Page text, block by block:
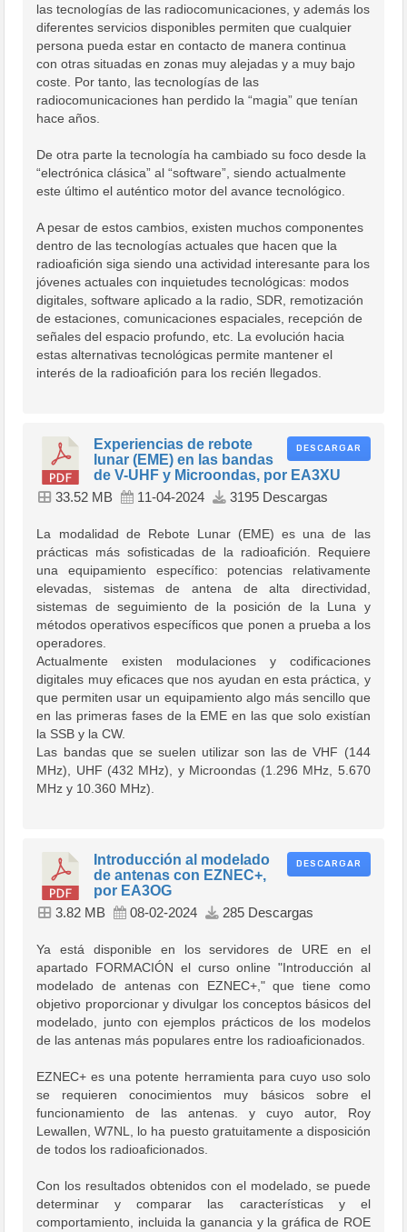
las tecnologías de las radiocomunicaciones, y además los
diferentes servicios disponibles permiten que cualquier
persona pueda estar en contacto de manera continua
con otras situadas en zonas muy alejadas y a muy bajo
coste. Por tanto, las tecnologías de las
radiocomunicaciones han perdido la “magia” que tenían
hace años.
De otra parte la tecnología ha cambiado su foco desde la
“electrónica clásica” al “software”, siendo actualmente
este último el auténtico motor del avance tecnológico.
A pesar de estos cambios, existen muchos componentes
dentro de las tecnologías actuales que hacen que la
radioafición siga siendo una actividad interesante para los
jóvenes actuales con inquietudes tecnológicas: modos
digitales, software aplicado a la radio, SDR, remotización
de estaciones, comunicaciones espaciales, recepción de
señales del espacio profundo, etc. La evolución hacia
estas alternativas tecnológicas permite mantener el
interés de la radioafición para los recién llegados.
DESCARGAR
Experiencias de rebote
lunar (EME) en las bandas
de V-UHF y Microondas, por EA3XU
33.52 MB 11-04-2024 3195 Descargas
La modalidad de Rebote Lunar (EME) es una de las
prácticas más sofisticadas de la radioafición. Requiere
una equipamiento específico: potencias relativamente
elevadas, sistemas de antena de alta directividad,
sistemas de seguimiento de la posición de la Luna y
métodos operativos específicos que ponen a prueba a los
operadores.
Actualmente existen modulaciones y codificaciones
digitales muy eficaces que nos ayudan en esta práctica, y
que permiten usar un equipamiento algo más sencillo que
en las primeras fases de la EME en las que solo existían
la SSB y la CW.
Las bandas que se suelen utilizar son las de VHF (144
MHz), UHF (432 MHz), y Microondas (1.296 MHz, 5.670
MHz y 10.360 MHz).
DESCARGAR
Introducción al modelado
de antenas con EZNEC+,
por EA3OG
3.82 MB 08-02-2024 285 Descargas
Ya está disponible en los servidores de URE en el
apartado FORMACIÓN el curso online "Introducción al
modelado de antenas con EZNEC+," que tiene como
objetivo proporcionar y divulgar los conceptos básicos del
modelado, junto con ejemplos prácticos de los modelos
de las antenas más populares entre los radioaficionados.
EZNEC+ es una potente herramienta para cuyo uso solo
se requieren conocimientos muy básicos sobre el
funcionamiento de las antenas. y cuyo autor, Roy
Lewallen, W7NL, lo ha puesto gratuitamente a disposición
de todos los radioaficionados.
Con los resultados obtenidos con el modelado, se puede
determinar y comparar las características y el
comportamiento, incluida la ganancia y la gráfica de ROE